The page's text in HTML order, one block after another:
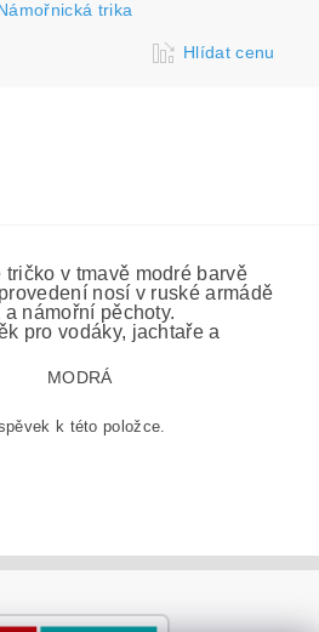
trika
Hlídat cenu
v tmavě modré barvě
nosí v ruské armádě
námořní pěchoty.
pro vodáky, jachtaře a
MODRÁ
k této položce.